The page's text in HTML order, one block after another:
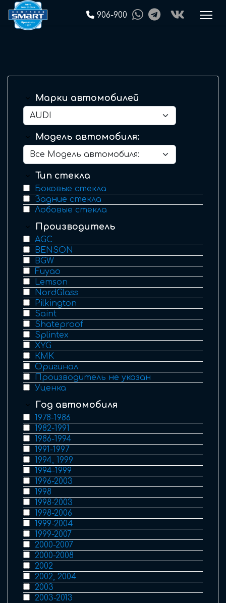
906-900
Марки автомобилей
Модель автомобиля:
Тип стекла
Боковые стекла
Задние стекла
Лобовые стекла
Производитель
AGC
BENSON
BGW
Fuyao
Lemson
NordGlass
Pilkington
Saint
Shateproof
Splintex
XYG
КМК
Оригинал
Производитель не указан
Уценка
Год автомобиля
1978-1986
1982-1991
1986-1994
1991-1997
1994, 1999
1994-1999
1996-2003
1998
1998-2003
1998-2006
1999-2004
1999-2007
2000-2007
2000-2008
2002
2002, 2004
2003
2003-2013